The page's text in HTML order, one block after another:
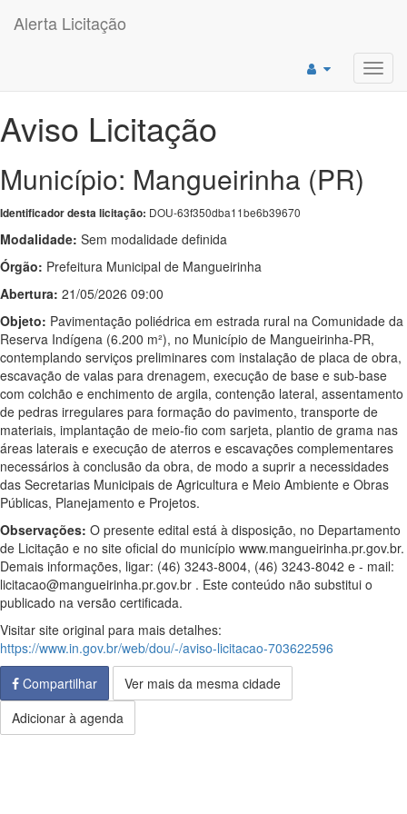
Alerta Licitação
Aviso Licitação
Município: Mangueirinha (PR)
Identificador desta licitação: DOU-63f350dba11be6b39670
Modalidade: Sem modalidade definida
Órgão: Prefeitura Municipal de Mangueirinha
Abertura: 21/05/2026 09:00
Objeto: Pavimentação poliédrica em estrada rural na Comunidade da
Reserva Indígena (6.200 m²), no Município de Mangueirinha-PR,
contemplando serviços preliminares com instalação de placa de obra,
escavação de valas para drenagem, execução de base e sub-base
com colchão e enchimento de argila, contenção lateral, assentamento
de pedras irregulares para formação do pavimento, transporte de
materiais, implantação de meio-fio com sarjeta, plantio de grama nas
áreas laterais e execução de aterros e escavações complementares
necessários à conclusão da obra, de modo a suprir a necessidades
das Secretarias Municipais de Agricultura e Meio Ambiente e Obras
Públicas, Planejamento e Projetos.
Observações: O presente edital está à disposição, no Departamento
de Licitação e no site oficial do município www.mangueirinha.pr.gov.br.
Demais informações, ligar: (46) 3243-8004, (46) 3243-8042 e - mail:
licitacao@mangueirinha.pr.gov.br . Este conteúdo não substitui o
publicado na versão certificada.
Visitar site original para mais detalhes:
https://www.in.gov.br/web/dou/-/aviso-licitacao-703622596
Compartilhar
Ver mais da mesma cidade
Adicionar à agenda